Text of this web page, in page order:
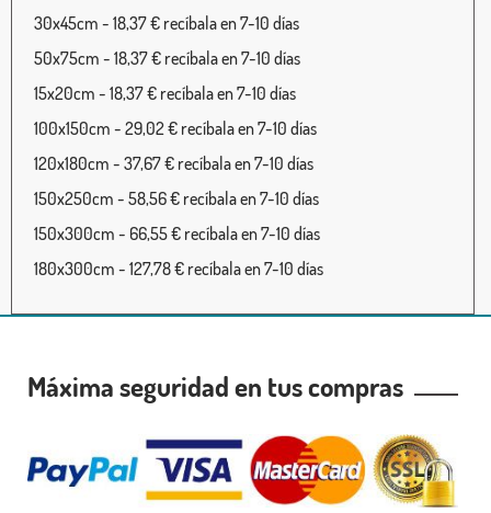
30x45cm - 18,37 € recíbala en 7-10 días
50x75cm - 18,37 € recíbala en 7-10 días
15x20cm - 18,37 € recíbala en 7-10 días
100x150cm - 29,02 € recíbala en 7-10 días
120x180cm - 37,67 € recíbala en 7-10 días
150x250cm - 58,56 € recíbala en 7-10 días
150x300cm - 66,55 € recíbala en 7-10 días
180x300cm - 127,78 € recíbala en 7-10 días
Máxima seguridad en tus compras